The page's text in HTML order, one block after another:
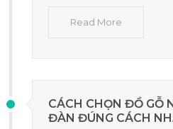
Read More
CÁCH CHỌN ĐỒ GỖ
ĐÀN ĐÚNG CÁCH